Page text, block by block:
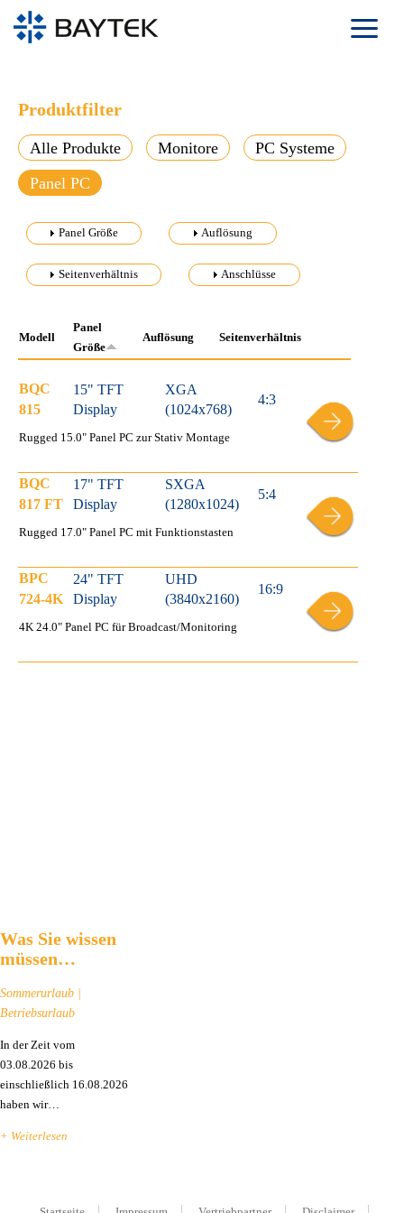
Direkt zum Inhalt
Produktfilter
Alle Produkte Monitore
PC Systeme
Panel PC
Anzeigen
Panel Größe Anzeigen
Auflösung
Anzeigen
Seitenverhältnis Anzeigen
Anschlüsse
Modell
Panel
Größe
Auflösung Seitenverhältnis
BQC
815
15" TFT
Display
XGA
(1024x768)
4:3
Rugged 15.0" Panel PC zur Stativ Montage
BQC
817 FT
17" TFT
Display
SXGA
(1280x1024)
5:4
Rugged 17.0" Panel PC mit Funktionstasten
BPC
724-4K
24" TFT
Display
UHD
(3840x2160)
16:9
4K 24.0" Panel PC für Broadcast/Monitoring
Was Sie wissen
müssen…
Sommerurlaub |
Betriebsurlaub
In der Zeit vom
03.08.2026 bis
einschließlich 16.08.2026
haben wir…
+ Weiterlesen